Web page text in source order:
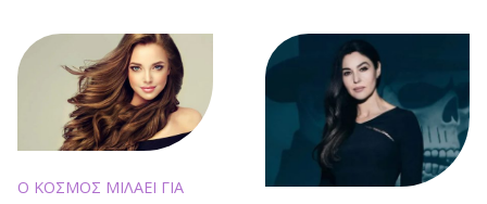
Ο ΚΟΣΜΟΣ ΜΙΛΑΕΙ ΓΙΑ